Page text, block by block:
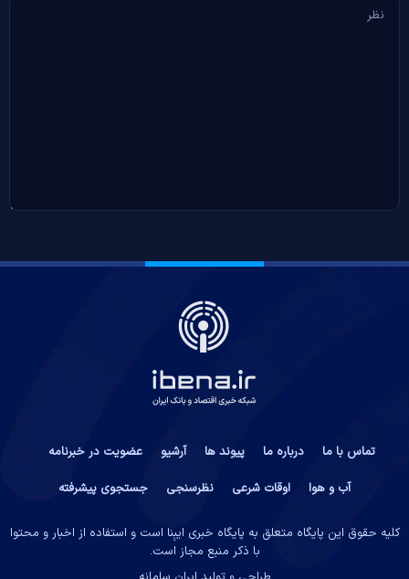
تماس با ما درباره ما پیوند ها آرشیو
عضویت در خبرنامه
آب و هوا
اوقات شرعی نظرسنجی جستجوی پیشرفته
کلیه حقوق این پایگاه متعلق به پایگاه خبری ایبِنا است و استفاده از اخبار و محتوا
با ذکر منبع مجاز است.